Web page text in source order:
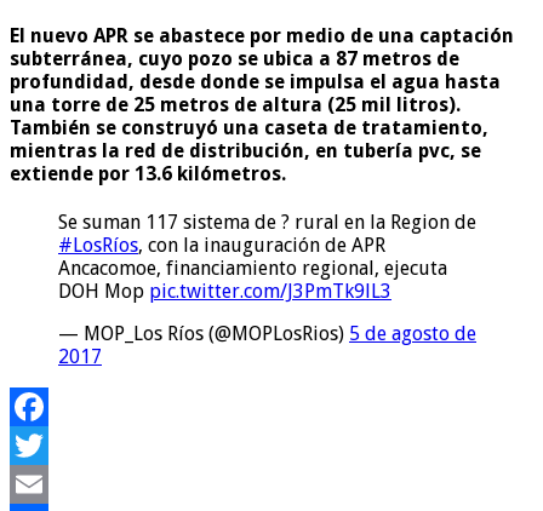
El nuevo APR se abastece por medio de una captación
subterránea, cuyo pozo se ubica a 87 metros de
profundidad, desde donde se impulsa el agua hasta
una torre de 25 metros de altura (25 mil litros).
También se construyó una caseta de tratamiento,
mientras la red de distribución, en tubería pvc, se
extiende por 13.6 kilómetros.
Se suman 117 sistema de ? rural en la Region de
#LosRíos, con la inauguración de APR
Ancacomoe, financiamiento regional, ejecuta
DOH Mop pic.twitter.com/J3PmTk9lL3
— MOP_Los Ríos (@MOPLosRios) 5 de agosto de
2017
Facebook
Twitter